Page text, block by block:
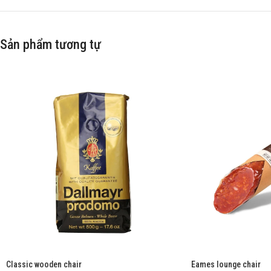
Sản phẩm tương tự
Classic wooden chair Eames lounge chair